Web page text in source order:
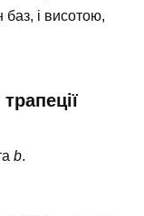
і висотою,
b.